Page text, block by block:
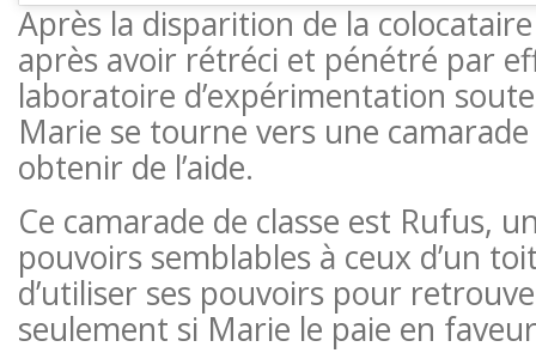
Après la disparition de la
après avoir rétréci et pénétré par
laboratoire d’expérimentation
Marie se tourne vers une
obtenir de l’aide.
Ce camarade de classe est Rufus,
pouvoirs semblables à ceux d’un
d’utiliser ses pouvoirs pour
seulement si Marie le paie en